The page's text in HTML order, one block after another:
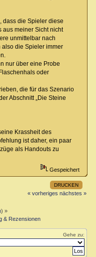
dass die Spieler diese
aus meiner Sicht nicht
unmittelbar nach
also die Spieler immer
nur über eine Probe
oder
die für das Szenario
Abschnitt „Die Steine
Krassheit des
ist daher, ein paar
als Handouts zu
Gespeichert
DRUCKEN
« vorheriges nächstes »
) »
& Rezensionen
Gehe zu: